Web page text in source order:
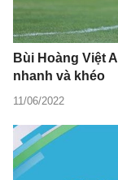
Bùi Hoàng Việt
nhanh và khéo
11/06/2022